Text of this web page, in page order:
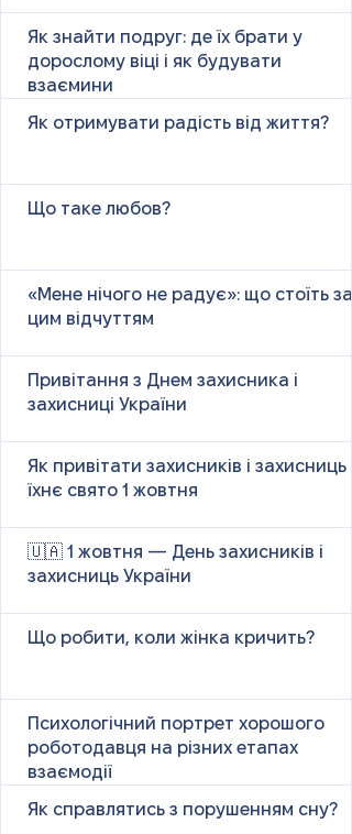
Як знайти подруг: де їх брати у
дорослому віці і як будувати
взаємини
Як отримувати радість від життя?
Що таке любов?
«Мене нічого не радує»: що стоїть за
цим відчуттям
Привітання з Днем захисника і
захисниці України
Як привітати захисників і захисниць у
їхнє свято 1 жовтня
🇺🇦 1 жовтня — День захисників і
захисниць України
Що робити, коли жінка кричить?
Психологічний портрет хорошого
роботодавця на різних етапах
взаємодії
Як справлятись з порушенням сну?